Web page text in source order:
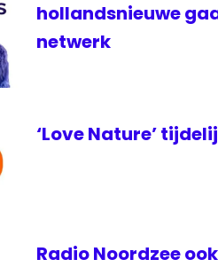
hollandsnieuwe
netwerk
‘Love Nature’
Radio Noordzee